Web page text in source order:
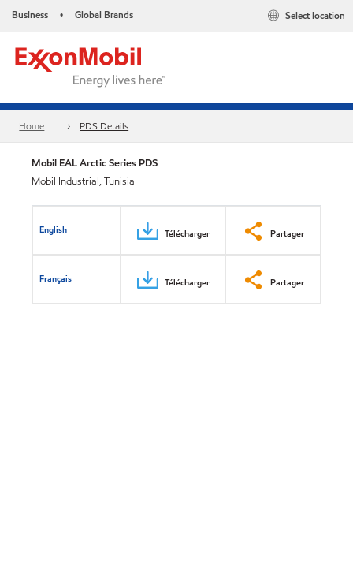
Business • Global Brands Select location
Home PDS Details
Mobil EAL Arctic Series PDS
Mobil Industrial, Tunisia
English Télécharger Partager
Français Télécharger Partager